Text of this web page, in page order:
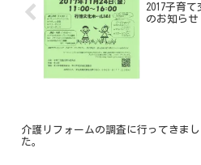
2017子育
のお知らせ
介護リフォームの調査に行ってきまし
た。